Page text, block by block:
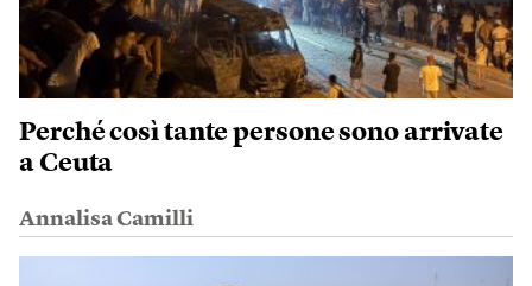
Perché così tante persone sono arrivate
a Ceuta
Annalisa Camilli